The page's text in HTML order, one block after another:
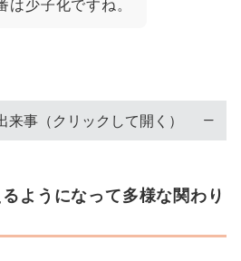
は少子化ですね。
事（クリックして開く）
ようになって多様な関わり